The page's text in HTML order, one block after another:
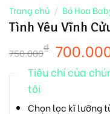
Trang chủ / Bó Hoa
Tình Yêu Vĩnh
750.000₫
Tiêu chí của
tôi
Chọn lọc kĩ lưỡng